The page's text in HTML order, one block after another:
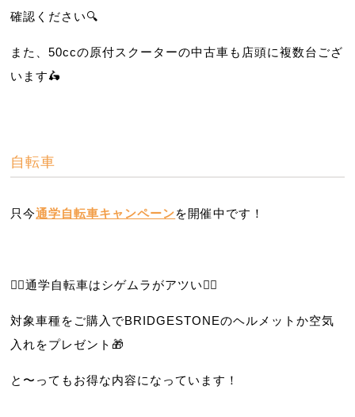
確認ください🔍
また、50ccの原付スクーターの中古車も店頭に複数台ござ
います🛵
自転車
只今通学自転車キャンペーンを開催中です！
❤️‍🔥通学自転車はシゲムラがアツい❤️‍🔥
対象車種をご購入でBRIDGESTONEのヘルメットか空気
入れをプレゼント🎁
と〜ってもお得な内容になっています！